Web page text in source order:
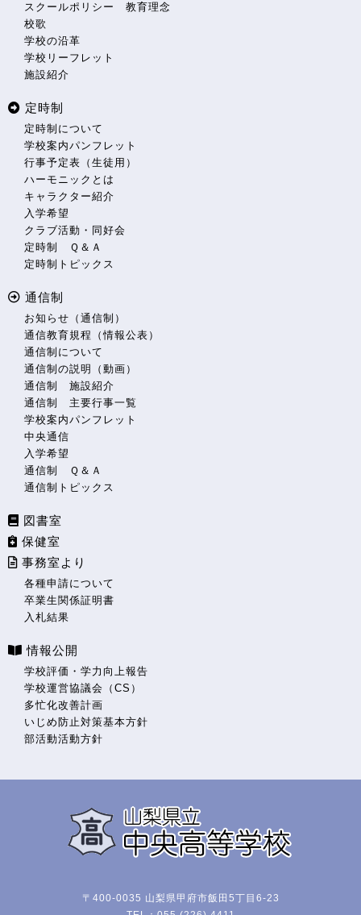
スクールポリシー 教育理念
校歌
学校の沿革
学校リーフレット
施設紹介
定時制
定時制について
学校案内パンフレット
行事予定表（生徒用）
ハーモニックとは
キャラクター紹介
入学希望
クラブ活動・同好会
定時制 Ｑ＆Ａ
定時制トピックス
通信制
お知らせ（通信制）
通信教育規程（情報公表）
通信制について
通信制の説明（動画）
通信制 施設紹介
通信制 主要行事一覧
学校案内パンフレット
中央通信
入学希望
通信制 Ｑ＆Ａ
通信制トピックス
図書室
保健室
事務室より
各種申請について
卒業生関係証明書
入札結果
情報公開
学校評価・学力向上報告
学校運営協議会（CS）
多忙化改善計画
いじめ防止対策基本方針
部活動活動方針
〒400-0035 山梨県甲府市飯田5丁目6-23